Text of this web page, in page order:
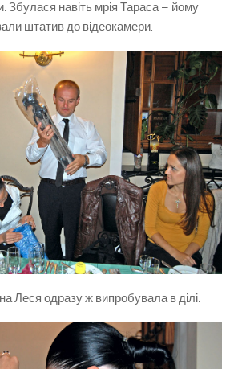
Збулася навіть мрія Тараса – йому
штатив до відеокамери.
Леся одразу ж випробувала в ділі.